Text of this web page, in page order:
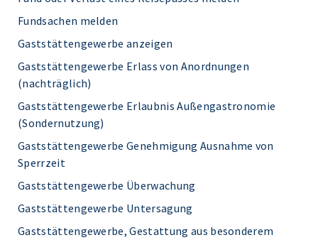
Fundsachen melden
Gaststättengewerbe anzeigen
Gaststättengewerbe Erlass von Anordnungen
(nachträglich)
Gaststättengewerbe Erlaubnis Außengastronomie
(Sondernutzung)
Gaststättengewerbe Genehmigung Ausnahme von
Sperrzeit
Gaststättengewerbe Überwachung
Gaststättengewerbe Untersagung
Gaststättengewerbe, Gestattung aus besonderem